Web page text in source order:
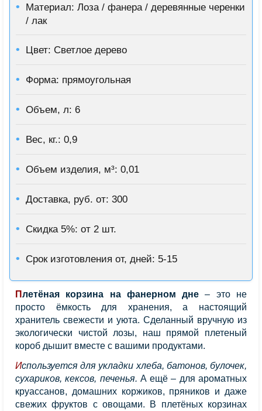
Плетёная корзина на фанерном дне – это не
просто ёмкость для хранения, а настоящий
хранитель свежести и уюта. Сделанный вручную из
экологически чистой лозы, наш прямой плетеный
короб дышит вместе с вашими продуктами.
Используется для укладки хлеба, батонов, булочек,
сухариков, кексов, печенья. А ещё – для ароматных
круассанов, домашних коржиков, пряников и даже
свежих фруктов с овощами. В плетёных корзинах
Материал: Лоза / фанера / деревянные черенки
/ лак
Цвет: Светлое дерево
Форма: прямоугольная
Объем, л: 6
Вес, кг.: 0,9
Объем изделия, м³: 0,01
Доставка, руб. от: 300
Скидка 5%: от 2 шт.
Срок изготовления от, дней: 5-15